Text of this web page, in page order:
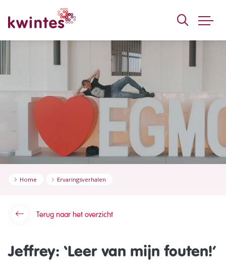
Home Ervaringsverhalen
Terug naar het overzicht
Jeffrey: ‘Leer van mijn fouten!’